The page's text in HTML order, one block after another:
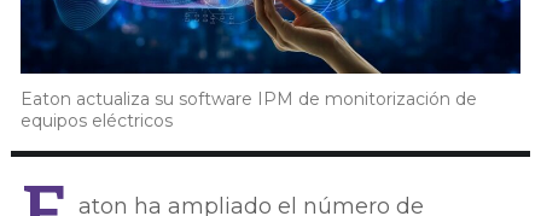
Eaton actualiza su software IPM de monitorización de
equipos eléctricos
aton ha ampliado el número de